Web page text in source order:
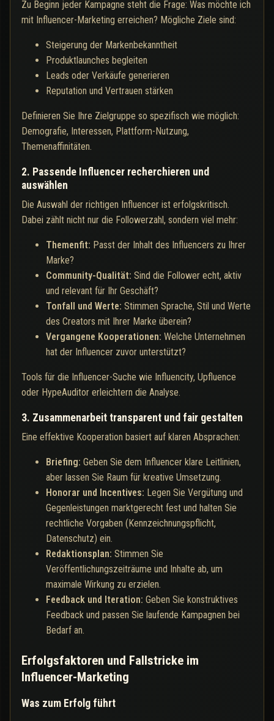
Zu Beginn jeder Kampagne steht die Frage: Was möchte ich
mit Influencer-Marketing erreichen? Mögliche Ziele sind:
Steigerung der Markenbekanntheit
Produktlaunches begleiten
Leads oder Verkäufe generieren
Reputation und Vertrauen stärken
Definieren Sie Ihre Zielgruppe so spezifisch wie möglich:
Demografie, Interessen, Plattform-Nutzung,
Themenaffinitäten.
2. Passende Influencer recherchieren und
auswählen
Die Auswahl der richtigen Influencer ist erfolgskritisch.
Dabei zählt nicht nur die Followerzahl, sondern viel mehr:
Themenfit: Passt der Inhalt des Influencers zu Ihrer
Marke?
Community-Qualität: Sind die Follower echt, aktiv
und relevant für Ihr Geschäft?
Tonfall und Werte: Stimmen Sprache, Stil und Werte
des Creators mit Ihrer Marke überein?
Vergangene Kooperationen: Welche Unternehmen
hat der Influencer zuvor unterstützt?
Tools für die Influencer-Suche wie Influencity, Upfluence
oder HypeAuditor erleichtern die Analyse.
3. Zusammenarbeit transparent und fair gestalten
Eine effektive Kooperation basiert auf klaren Absprachen:
Briefing: Geben Sie dem Influencer klare Leitlinien,
aber lassen Sie Raum für kreative Umsetzung.
Honorar und Incentives: Legen Sie Vergütung und
Gegenleistungen marktgerecht fest und halten Sie
rechtliche Vorgaben (Kennzeichnungspflicht,
Datenschutz) ein.
Redaktionsplan: Stimmen Sie
Veröffentlichungszeiträume und Inhalte ab, um
maximale Wirkung zu erzielen.
Feedback und Iteration: Geben Sie konstruktives
Feedback und passen Sie laufende Kampagnen bei
Bedarf an.
Erfolgsfaktoren und Fallstricke im
Influencer-Marketing
Was zum Erfolg führt